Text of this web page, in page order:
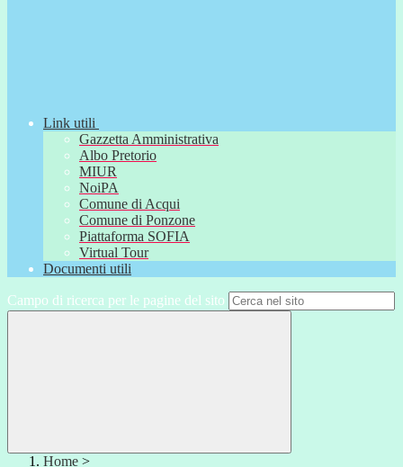
Link utili
Gazzetta Amministrativa
Albo Pretorio
MIUR
NoiPA
Comune di Acqui
Comune di Ponzone
Piattaforma SOFIA
Virtual Tour
Documenti utili
Campo di ricerca per le pagine del sito
Home >